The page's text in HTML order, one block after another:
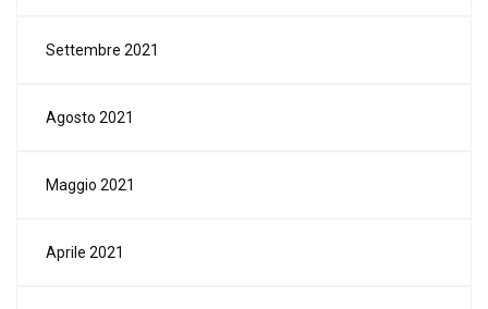
Settembre 2021
Agosto 2021
Maggio 2021
Aprile 2021